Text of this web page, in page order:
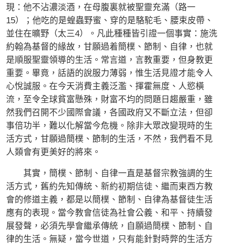
現：他不沾濃淡酒，在母腹裏就被聖靈充滿（路一
15）；他吃的是蝗蟲野蜜、穿的是駱駝毛、腰束皮帶、
並住在曠野（太三4）。凡此種種皆引證一個事實：施洗
約翰為基督的緣故，甘願過着簡樸、節制、自律，也就
是順服聖靈領導的生活。常言道，言教重要，但身教更
重要。畢竟，話語的說服力薄弱，惟生活見證才能令人
心悅誠服。在今天消費主義泛濫、揮霍無度、人慾橫
流，至令全球貧富懸殊，財富不均的問題日趨嚴重，雖
然我們召開不少國際會議，各國政府又不斷立法，但卻
事倍功半，難以化解當今危機。除非大眾改變現時的生
活方式，甘願過簡樸、節制的生活，不然，我們看不見
人類會有更美好的將來。
其實，簡樸、節制、自律一直是基督宗教強調的生
活方式，舊約先知傳統、新約初期信徒、繼而東西方教
會的修道主義，都是以簡樸、節制、自律為基督徒生活
應有的表現。當今教會信徒為社會公義、和平、持續發
展發聲，必須先學會繼承傳統，自願過簡樸、節制、自
律的生活。無疑，當今世道，只有能針對時弊的生活方